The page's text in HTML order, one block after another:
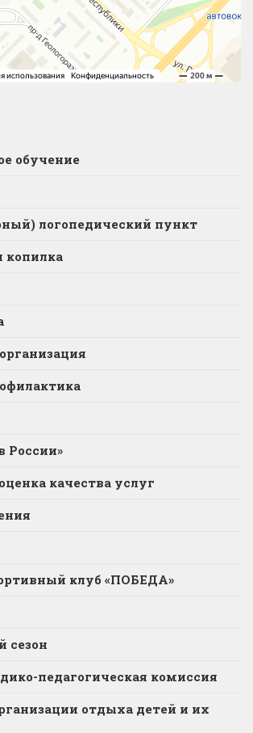
обучение
логопедический пункт
копилка
России»
качества услуг
клуб «ПОБЕДА»
сезон
педагогическая комиссия
отдыха детей и их